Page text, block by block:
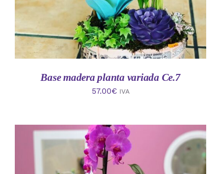
Base madera planta variada Ce.7
57.00€ IVA